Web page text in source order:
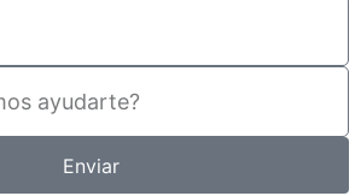
Enviar